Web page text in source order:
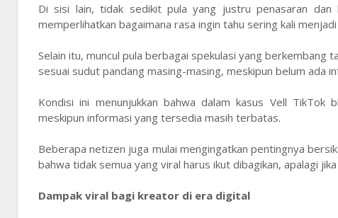
Di sisi lain, tidak sedikit pula yang justru penasaran
memperlihatkan bagaimana rasa ingin tahu sering kali
Selain itu, muncul pula berbagai spekulasi yang berkembang
sesuai sudut pandang masing-masing, meskipun belum ada
Kondisi ini menunjukkan bahwa dalam kasus Vell
meskipun informasi yang tersedia masih terbatas.
Beberapa netizen juga mulai mengingatkan pentingnya
bahwa tidak semua yang viral harus ikut dibagikan, apalagi
Dampak viral bagi kreator di era digital